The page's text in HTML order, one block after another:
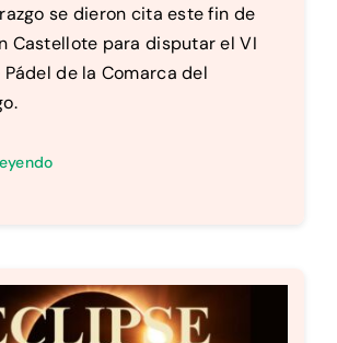
se dieron cita este fin de
Castellote para disputar el VI
Pádel de la Comarca del